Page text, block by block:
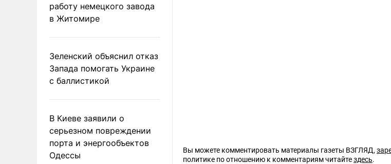
работу немецкого завода
в Житомире
Зеленский объяснил отказ
Запада помогать Украине
с баллистикой
В Киеве заявили о
серьезном повреждении
порта и энергообъектов
Одессы
Вы можете комментировать материалы газеты ВЗГЛЯД,
политике по отношению к комментариям читайтездесь.